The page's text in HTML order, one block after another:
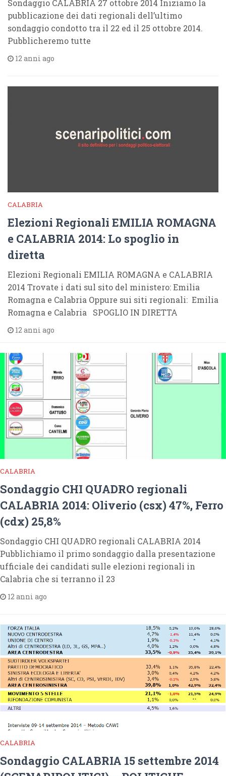
Sondaggio CALABRIA 27 ottobre 2014 Iniziamo la
pubblicazione dei dati regionali dell’ultimo
sondaggio condotto tra il 22 ed il 25 ottobre 2014.
Pubblicheremo tutte
12 anni ago
CALABRIA
Elezioni Regionali EMILIA ROMAGNA
e CALABRIA 2014: Lo spoglio in
diretta
Elezioni Regionali EMILIA ROMAGNA e CALABRIA
2014 Trovate i dati sul sito del ministero: Emilia
Romagna e Calabria Oppure sui siti regionali: Emilia
Romagna e Calabria SPOGLIO IN DIRETTA
12 anni ago
CALABRIA
Sondaggio CHI QUADRO regionali
CALABRIA 2014: Oliverio (csx) 47%, Ferro
(cdx) 25,8%
Sondaggio CHI QUADRO regionali CALABRIA 2014
Pubblichiamo il primo sondaggio dalla presentazione
ufficiale dei candidati sulle elezioni regionali in
Calabria che si terranno il 23
12 anni ago
CALABRIA
Sondaggio CALABRIA 15 settembre 2014